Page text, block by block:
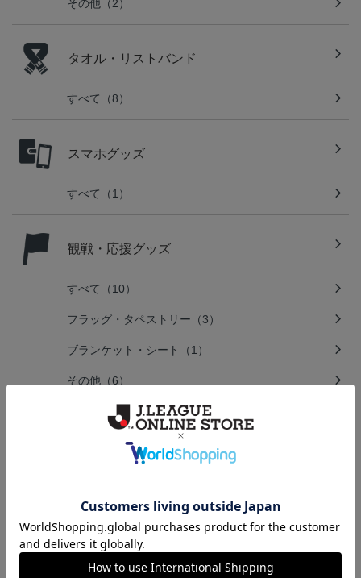
その他（2）
タオル・リストバンド
すべて（8）
スマホグッズ
すべて（1）
観戦・応援グッズ
すべて（10）
フラッグ・タペストリー（3）
ブランケット・シート（1）
その他（6）
キーホルダー・アクセサリー
文房具
すべて（4）